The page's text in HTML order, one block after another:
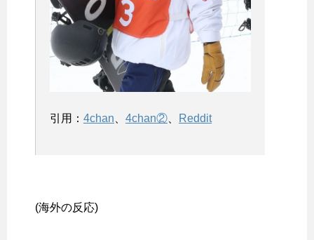
引用： 4chan 4chan② Reddit
(海外の反応)